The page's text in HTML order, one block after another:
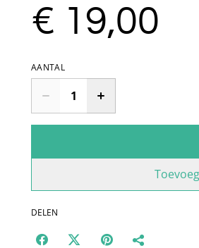
€ 19,00
AANTAL
DELEN